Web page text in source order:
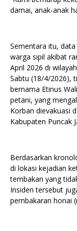
damai, anak-anak
Sementara itu,
warga sipil akibat
April 2026 di
Sabtu (18/4/2026),
bernama Etinus
petani, yang
Korban dievakuasi
Kabupaten Puncak
Berdasarkan
di lokasi kejadian
tembakan yang
Insiden tersebut
pembakaran honai